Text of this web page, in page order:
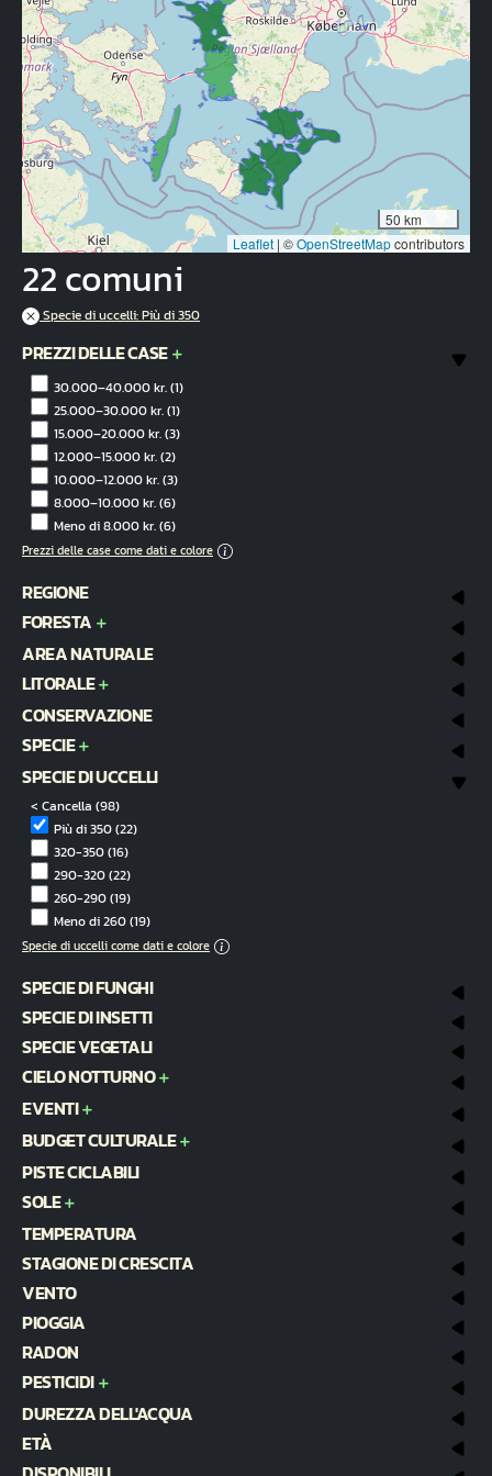
PREZZI DELLE CASE
30.000–40.000 kr.(1)
25.000–30.000 kr.(1)
15.000–20.000 kr.(3)
12.000–15.000 kr.(2)
10.000–12.000 kr.(3)
8.000–10.000 kr.(6)
Meno di 8.000 kr.(6)
Prezzi delle case come dati e colore
REGIONE
FORESTA
AREA NATURALE
LITORALE
CONSERVAZIONE
SPECIE
SPECIE DI UCCELLI
< Cancella (98)
Più di 350(22)
320-350(16)
290-320(22)
260-290(19)
Meno di 260(19)
Specie di uccelli come dati e colore
SPECIE DI FUNGHI
SPECIE DI INSETTI
SPECIE VEGETALI
CIELO NOTTURNO
EVENTI
BUDGET CULTURALE
PISTE CICLABILI
SOLE
TEMPERATURA
STAGIONE DI CRESCITA
VENTO
PIOGGIA
RADON
PESTICIDI
DUREZZA DELL'ACQUA
ETÀ
50 km
Leaflet | ©OpenStreetMapcontributors
22 comuni
Specie di uccelli: Più di 350